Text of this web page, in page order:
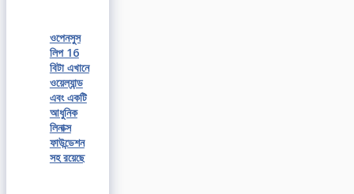
ওপেনসুস
লিপ 16
বিটা এখানে
ওয়েল্যান্ড
এবং একটি
আধুনিক
লিনাক্স
ফাউন্ডেশন
সহ রয়েছে